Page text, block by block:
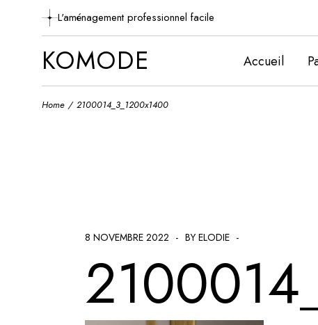
L'aménagement professionnel facile
KOMODE Accueil
Home 2100014_3_1200x1400
8 NOVEMBRE 2022 BY ELODIE